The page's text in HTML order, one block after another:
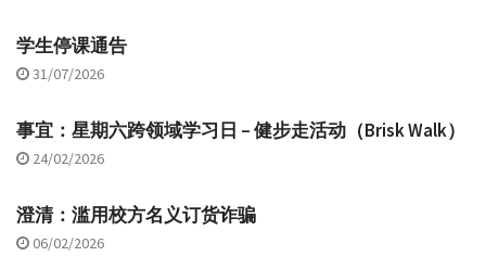
学生停课通告
31/07/2026
事宜：星期六跨领域学习日 – 健步走活动（Brisk Walk）
24/02/2026
澄清：滥用校方名义订货诈骗
06/02/2026